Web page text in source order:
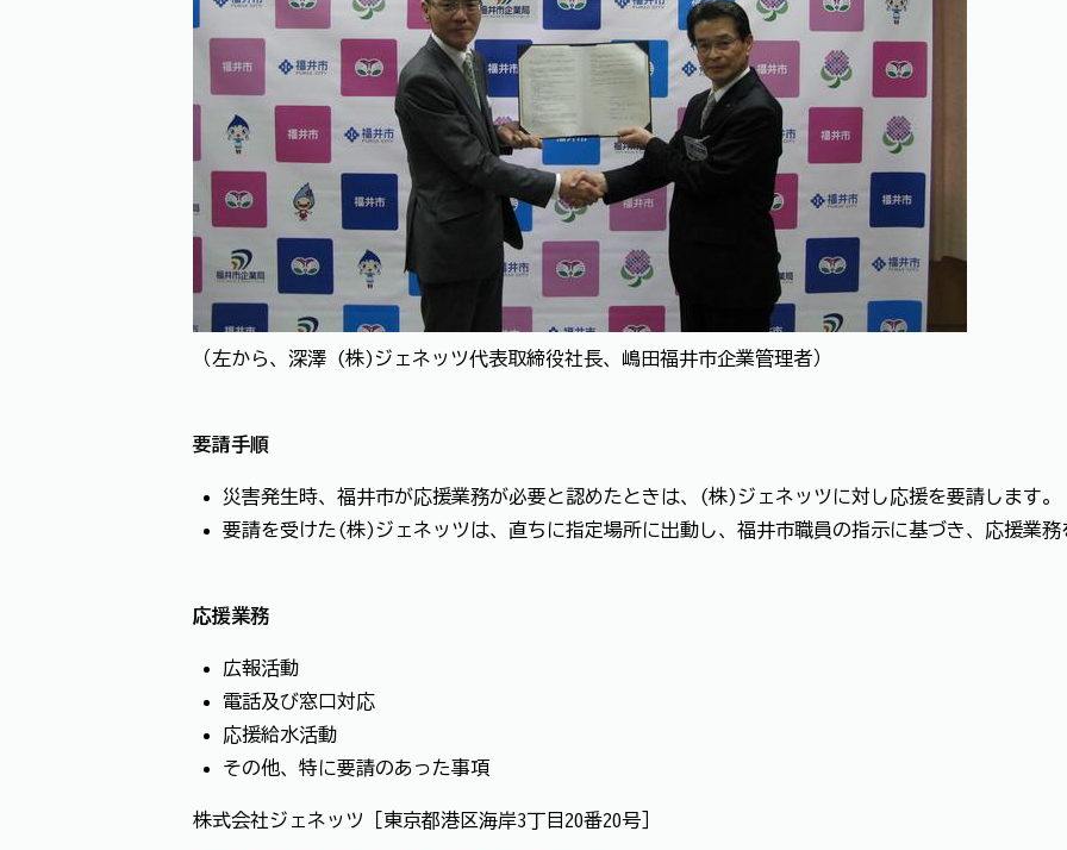
（左から、深澤 (株)ジェネッツ代表取締役社長、嶋田福井市企業管理者）
要請手順
災害発生時、福井市が応援業務が必要と認めたときは、(株)ジェネッツに対し応援を要請します。
要請を受けた(株)ジェネッツは、直ちに指定場所に出動し、福井市職員の指示に基づき、応援業務
応援業務
広報活動
電話及び窓口対応
応援給水活動
その他、特に要請のあった事項
株式会社ジェネッツ［東京都港区海岸3丁目20番20号］